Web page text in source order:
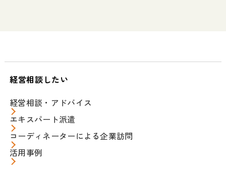
経営相談したい
経営相談・アドバイス
エキスパート派遣
コーディネーターによる企業訪問
活用事例